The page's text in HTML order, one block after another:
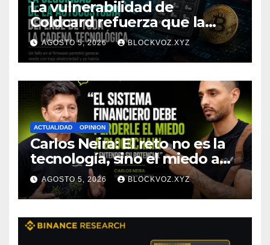
La vulnerabilidad de
Coldcard refuerza que la
seguridad de la autocustodia
depende de toda la cadena
tecnológica, afirma CoinEx
Research
AGOSTO 5, 2026 BLOCKVOZ.XYZ
ACTUALIDAD OPINION
Carlos Neira: El reto no es la
tecnología, sino el miedo a
entenderla
AGOSTO 5, 2026 BLOCKVOZ.XYZ